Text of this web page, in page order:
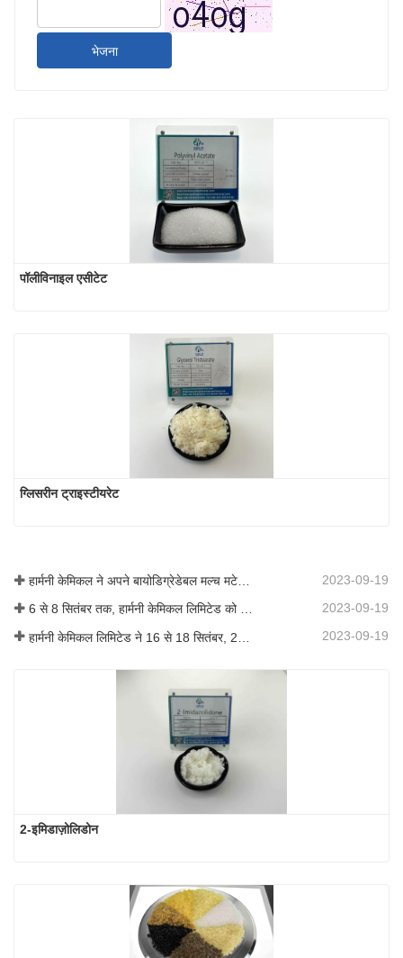
भेजना
पॉलीविनाइल एसीटेट
ग्लिसरीन ट्राइस्टीयरेट
2023-09-19
6 से 8 सितंबर तक, हार्मनी केमिकल लिमिटेड को कोटिंग्स ट्रेंड्स एंड टेक्नोलॉजी समिट (सीटीटी) में प्रदर्शन के लिए आमंत्रित किया गया था। 2023-09-19
2023-09-19
2-इमिडाज़ोलिडोन